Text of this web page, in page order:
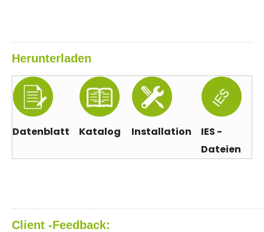
Herunterladen
Datenblatt Katalog Installation
IES -
Dateien
Client -Feedback: